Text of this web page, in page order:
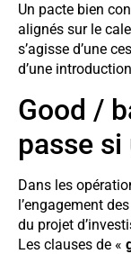
Un pacte bien
alignés sur le
s’agisse d’une
d’une
Good /
passe
Dans les
l’engagement
du projet
Les clauses de «